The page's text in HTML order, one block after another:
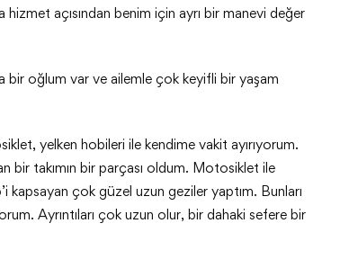
açısından benim için ayrı bir manevi değer
bir oğlum var ve ailemle çok keyifli bir yaşam
yelken hobileri ile kendime vakit ayırıyorum.
bir takımın bir parçası oldum. Motosiklet ile
kapsayan çok güzel uzun geziler yaptım. Bunları
Ayrıntıları çok uzun olur, bir dahaki sefere bir